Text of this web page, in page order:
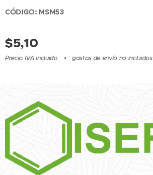
CÓDIGO: MSM53
$5,10
Precio IVA incluido gastos de envío no incluidos